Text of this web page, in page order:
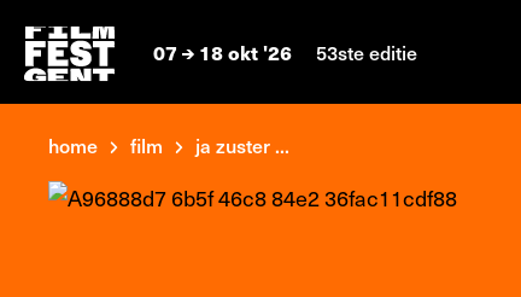
07 18 okt '26 53ste editie
home film ja zuster ...